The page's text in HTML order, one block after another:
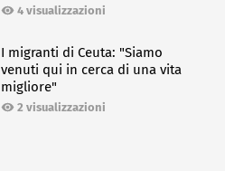
4 visualizzazioni
I migranti di Ceuta: "Siamo
venuti qui in cerca di una vita
migliore"
2 visualizzazioni